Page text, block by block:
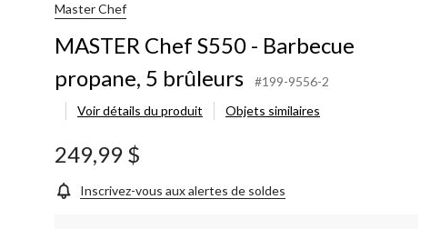
Master Chef
MASTER Chef S550 - Barbecue
propane, 5 brûleurs
#199-9556-2
Voir détails du produit
Objets similaires
249,99 $
Inscrivez-vous aux alertes de soldes